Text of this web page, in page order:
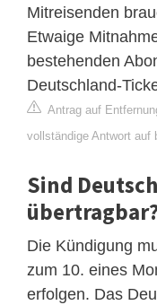
Mitreisenden
Etwaige
bestehenden
Deutschland-
Antrag auf
vollständige Antwort auf
Sind
Die Kündigung
zum 10. eines
erfolgen. Das